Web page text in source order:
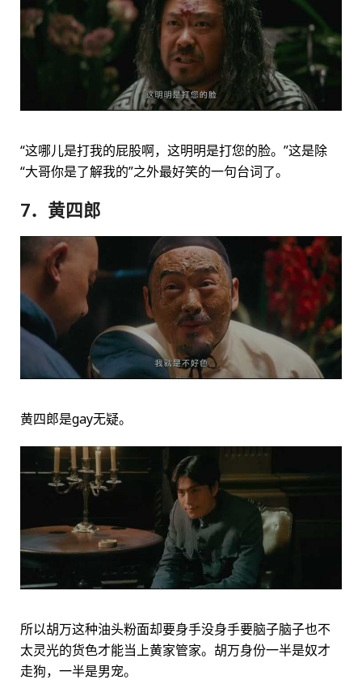
“这哪儿是打我的屁股啊，这明明是打您的脸。”这是除
“大哥你是了解我的”之外最好笑的一句台词了。
7．黄四郎
黄四郎是gay无疑。
所以胡万这种油头粉面却要身手没身手要脑子脑子也不
太灵光的货色才能当上黄家管家。胡万身份一半是奴才
走狗，一半是男宠。